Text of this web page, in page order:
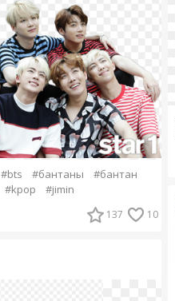
#bts #бантаны
#бантан
#kpop #jimin
137 10